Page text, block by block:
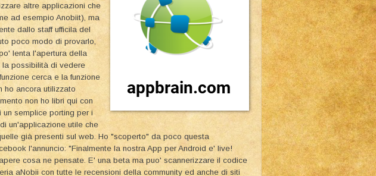
altre applicazioni che
ad esempio Anobiit), ma
dallo staff ufficila del
poco modo di provarlo,
lenta l'apertura della
la possibilità di vedere
cerca e la funzione
ho ancora utilizzato
non ho libri qui con
un semplice porting per i
un'applicazione utile che
già presenti sul web. Ho "scoperto" da poco questa
l'annuncio: "Finalmente la nostra App per Android e' live!
cosa ne pensate. E' una beta ma puo' scannerizzare il codice
aNobii con tutte le recensioni della community ed anche di siti